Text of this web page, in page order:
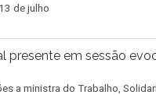
de julho
presente em sessão
a ministra do Trabalho,